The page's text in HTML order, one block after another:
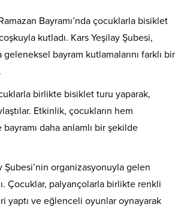
Bayramı’nda çocuklarla bisiklet
kutladı. Kars Yeşilay Şubesi,
geleneksel bayram kutlamalarını farklı bir
birlikte bisiklet turu yaparak,
Etkinlik, çocukların hem
daha anlamlı bir şekilde
Şubesi’nin organizasyonuyla gelen
Çocuklar, palyançolarla birlikte renkli
yaptı ve eğlenceli oyunlar oynayarak